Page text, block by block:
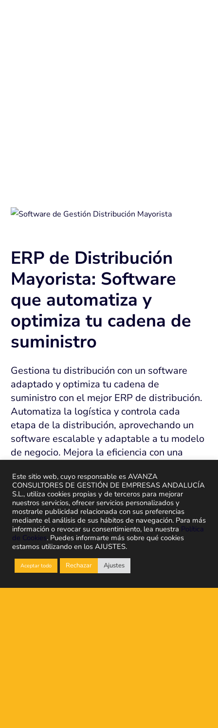
ERP de Distribución
Mayorista: Software
que automatiza y
optimiza tu cadena de
suministro
Gestiona tu distribución con un software
adaptado y optimiza tu cadena de
suministro con el mejor ERP de distribución.
Automatiza la logística y controla cada
etapa de la distribución, aprovechando un
software escalable y adaptable a tu modelo
de negocio. Mejora la eficiencia con una
mayoristas, transformando tus operaciones
logísticas y maximizando el rendimiento de
tu negocio de distribución.
Quiero más
información
Descargar
Este sitio web, cuyo responsable es AVANZA
CONSULTORES DE GESTIÓN DE EMPRESAS ANDALUCÍA
S.L., utiliza cookies propias y de terceros para mejorar
nuestros servicios, ofrecer servicios personalizados y
mostrarle publicidad relacionada con sus preferencias
mediante el análisis de sus hábitos de navegación. Para más
información o revocar su consentimiento, lea nuestra Política
de Cookies. Puedes informarte más sobre qué cookies
estamos utilizando en los AJUSTES.
Aceptar todo Rechazar Ajustes